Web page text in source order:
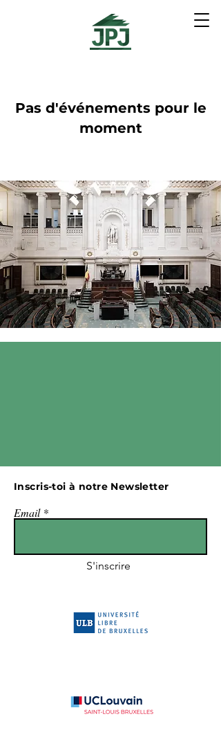
Pas d'événements pour le
moment
Inscris-toi à notre Newsletter
Email
S'inscrire